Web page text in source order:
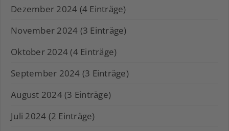
Dezember 2024 (4 Einträge)
November 2024 (3 Einträge)
Oktober 2024 (4 Einträge)
September 2024 (3 Einträge)
August 2024 (3 Einträge)
Juli 2024 (2 Einträge)